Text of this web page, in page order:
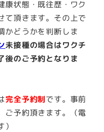
康状態・既往歴・ワク
て頂きます。その上で
かどうかを判断しま
未接種の場合はワクチ
後のご予約となりま
完全予約制です。事前
ご予約頂きます。（電